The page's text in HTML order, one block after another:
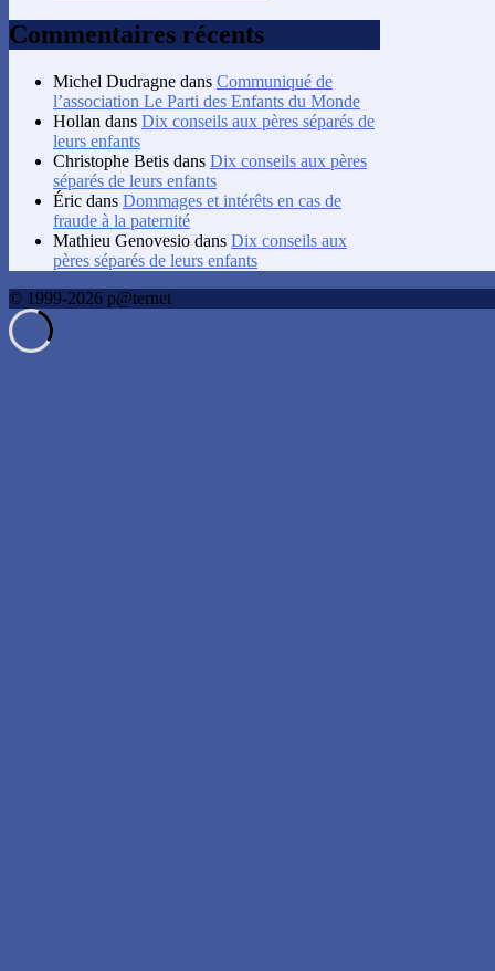
Commentaires récents
Michel Dudragne dans Communiqué de
l’association Le Parti des Enfants du Monde
Hollan dans Dix conseils aux pères séparés de
leurs enfants
Christophe Betis dans Dix conseils aux pères
séparés de leurs enfants
Éric dans Dommages et intérêts en cas de
fraude à la paternité
Mathieu Genovesio dans Dix conseils aux
pères séparés de leurs enfants
© 1999-2026 p@ternet